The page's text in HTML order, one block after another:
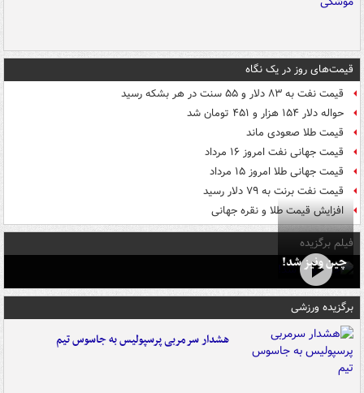
قیمت‌های روز در یک نگاه
قیمت نفت به ۸۳ دلار و ۵۵ سنت در هر بشکه رسید
حواله دلار ۱۵۴ هزار و ۴۵۱ تومان شد
قیمت طلا صعودی ماند
قیمت جهانی نفت امروز ۱۶ مرداد
قیمت جهانی طلا امروز ۱۵ مرداد
قیمت نفت برنت به ۷۹ دلار رسید
افزایش قیمت طلا و نقره جهانی
فیلم برگزیده
چین ونیز شد!
برگزیده ورزشی
هشدار سرمربی پرسپولیس به جاسوس تیم